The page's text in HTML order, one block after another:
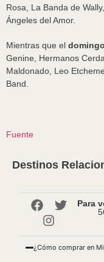
Rosa, La Banda de
Ángeles del Amor.
Mientras que el
Genine, Hermanos
Maldonado, Leo
Band.
Fuente
Destinos
Para
¿Cómo comprar en